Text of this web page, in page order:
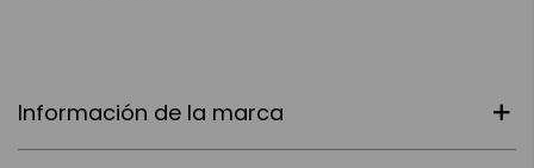
Información de la marca